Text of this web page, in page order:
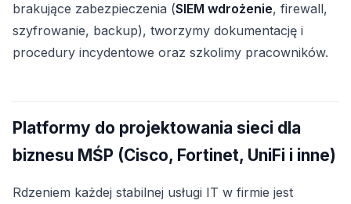
brakujące zabezpieczenia (SIEM wdrożenie, firewall,
szyfrowanie, backup), tworzymy dokumentację i
procedury incydentowe oraz szkolimy pracowników.
Platformy do projektowania sieci dla
biznesu MŚP (Cisco, Fortinet, UniFi i inne)
Rdzeniem każdej stabilnej usługi IT w firmie jest